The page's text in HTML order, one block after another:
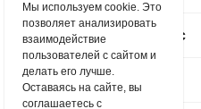
Покупательский сервис
Контакты
Мы используем cookie. Это
позволяет анализировать
взаимодействие
пользователей с сайтом и
делать его лучше.
Оставаясь на сайте, вы
соглашаетесь с